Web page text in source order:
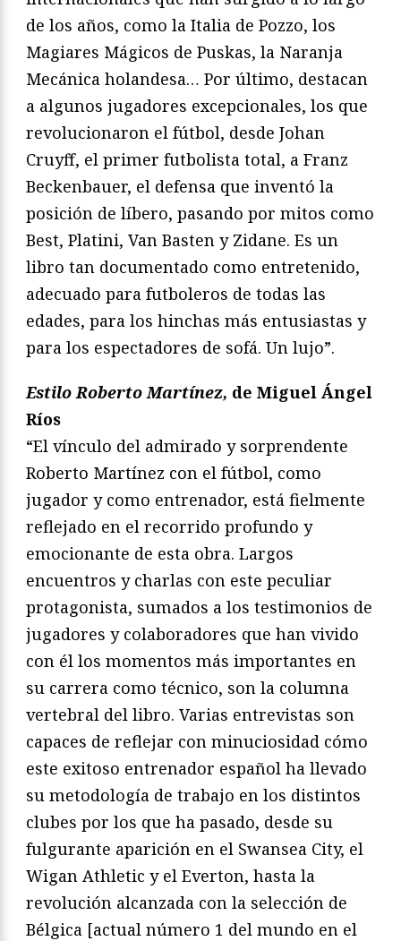
de los años, como la Italia de Pozzo, los
Magiares Mágicos de Puskas, la Naranja
Mecánica holandesa… Por último, destacan
a algunos jugadores excepcionales, los que
revolucionaron el fútbol, desde Johan
Cruyff, el primer futbolista total, a Franz
Beckenbauer, el defensa que inventó la
posición de líbero, pasando por mitos como
Best, Platini, Van Basten y Zidane. Es un
libro tan documentado como entretenido,
adecuado para futboleros de todas las
edades, para los hinchas más entusiastas y
para los espectadores de sofá. Un lujo”.
Estilo Roberto Martínez, de Miguel Ángel
Ríos
“El vínculo del admirado y sorprendente
Roberto Martínez con el fútbol, como
jugador y como entrenador, está fielmente
reflejado en el recorrido profundo y
emocionante de esta obra. Largos
encuentros y charlas con este peculiar
protagonista, sumados a los testimonios de
jugadores y colaboradores que han vivido
con él los momentos más importantes en
su carrera como técnico, son la columna
vertebral del libro. Varias entrevistas son
capaces de reflejar con minuciosidad cómo
este exitoso entrenador español ha llevado
su metodología de trabajo en los distintos
clubes por los que ha pasado, desde su
fulgurante aparición en el Swansea City, el
Wigan Athletic y el Everton, hasta la
revolución alcanzada con la selección de
Bélgica [actual número 1 del mundo en el